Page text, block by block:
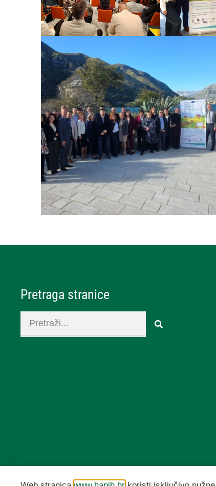
Pretraga stranice